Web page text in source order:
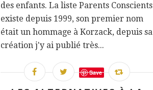
des enfants. La liste Parents Conscients
existe depuis 1999, son premier nom
était un hommage à Korzack, depuis sa
création j'y ai publié très...
Save